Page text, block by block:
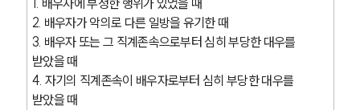
1. 배우자에 부정한 행위가 있었을 때
2. 배우자가 악의로 다른 일방을 유기한 때
3. 배우자 또는 그 직계존속으로부터 심히 부당한 대우를
받았을 때
4. 자기의 직계존속이 배우자로부터 심히 부당한 대우를
받았을 때